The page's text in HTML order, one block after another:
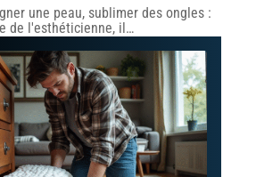
une peau, sublimer des ongles :
de l'esthéticienne, il…